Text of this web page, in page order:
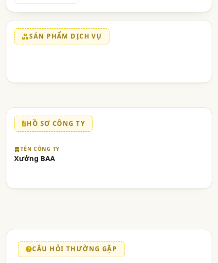
SẢN PHẨM DỊCH VỤ
HỒ SƠ CÔNG TY
TÊN CÔNG TY
Xưởng BAA
CÂU HỎI THƯỜNG GẶP